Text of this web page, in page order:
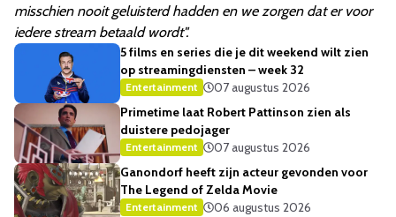
misschien nooit geluisterd hadden en we zorgen dat er voor
iedere stream betaald wordt".
5 films en series die je dit weekend wilt zien
op streamingdiensten – week 32
Entertainment
07 augustus 2026
Primetime laat Robert Pattinson zien als
duistere pedojager
Entertainment
07 augustus 2026
Ganondorf heeft zijn acteur gevonden voor
The Legend of Zelda Movie
Entertainment
06 augustus 2026